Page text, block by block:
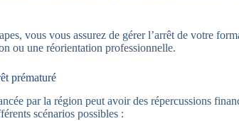
vous vous assurez de gérer l’arrêt de votre
ou une réorientation professionnelle.
prématuré
par la région peut avoir des répercussions
scénarios possibles :